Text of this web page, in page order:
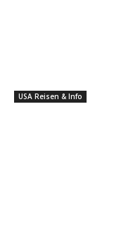
USA Reisen & Info